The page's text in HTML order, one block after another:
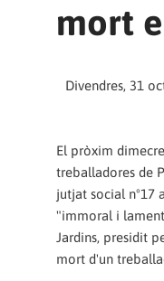
mort
Divendres, 31
El pròxim
treballadores de
jutjat social nº17
"immoral i
Jardins, presidit
mort d'un